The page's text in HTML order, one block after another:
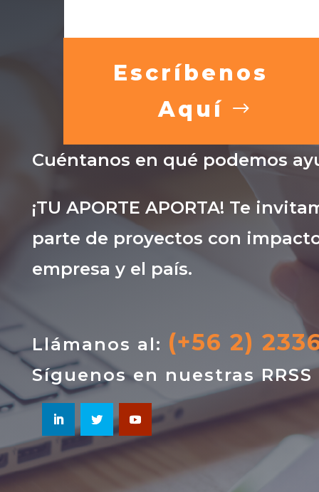
Escríbenos
Aquí
Cuéntanos en qué podemos
¡TU APORTE APORTA! Te
parte de proyectos con
empresa y el país.
Llámanos al: (+56 2)
Síguenos en nuestras RRSS